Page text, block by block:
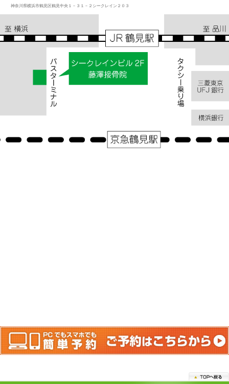
たいと考えていたという
エステ
«腰痛/ 腰の腫れ
|コメントはまだありません